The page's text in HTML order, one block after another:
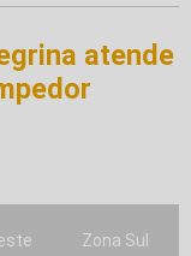
atende
Zona Sul